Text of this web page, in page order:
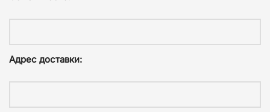
Адрес доставки: